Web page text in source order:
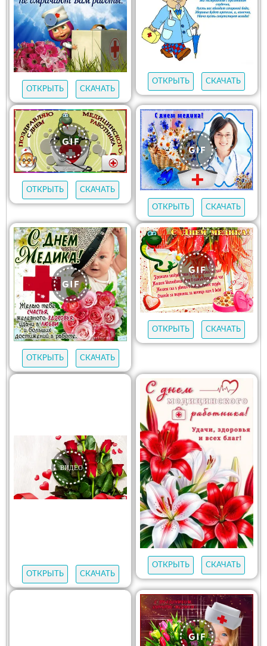
ОТКРЫТЬ СКАЧАТЬ
ОТКРЫТЬ СКАЧАТЬ
ОТКРЫТЬ СКАЧАТЬ
ОТКРЫТЬ СКАЧАТЬ
ОТКРЫТЬ СКАЧАТЬ
ОТКРЫТЬ СКАЧАТЬ
ОТКРЫТЬ СКАЧАТЬ
ОТКРЫТЬ СКАЧАТЬ